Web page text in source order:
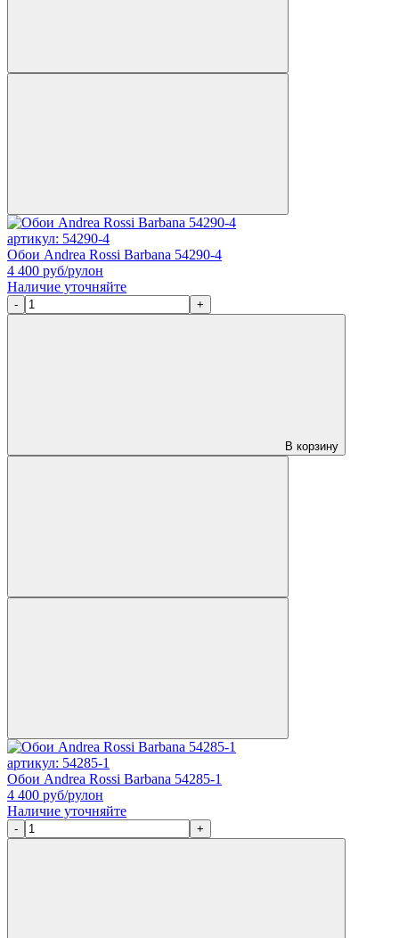
артикул: 54290-4
Обои Andrea Rossi Barbana 54290-4
4 400 руб/рулон
Наличие уточняйте
- +
В корзину
артикул: 54285-1
Обои Andrea Rossi Barbana 54285-1
4 400 руб/рулон
Наличие уточняйте
- +